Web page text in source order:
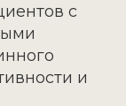
с
и